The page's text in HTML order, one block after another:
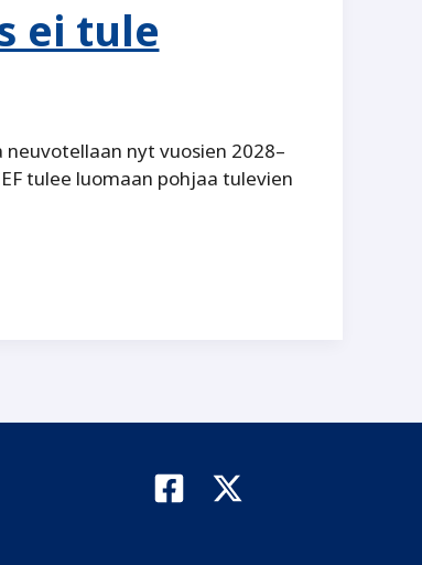
ei tule
nyt vuosien 2028–
tulee luomaan pohjaa tulevien